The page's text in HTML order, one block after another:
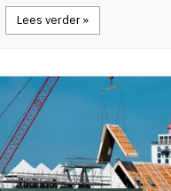
Lees verder »